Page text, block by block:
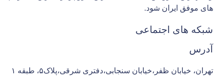
های موفق ایران شود.
شبکه های اجتماعی
آدرس
تهران، خیابان ظفر،خیابان سنجابی،دفتری شرقی،پلاک۵، طبقه ۱